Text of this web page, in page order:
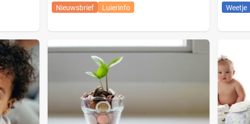
Nieuwsbrief Luierinfo Weetje